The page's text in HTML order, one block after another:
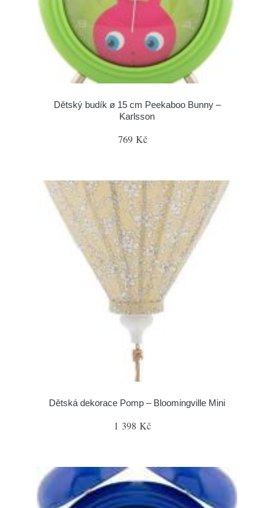
Dětský budík ø 15 cm Peekaboo Bunny –
Karlsson
769 Kč
Dětská dekorace Pomp – Bloomingville Mini
1 398 Kč